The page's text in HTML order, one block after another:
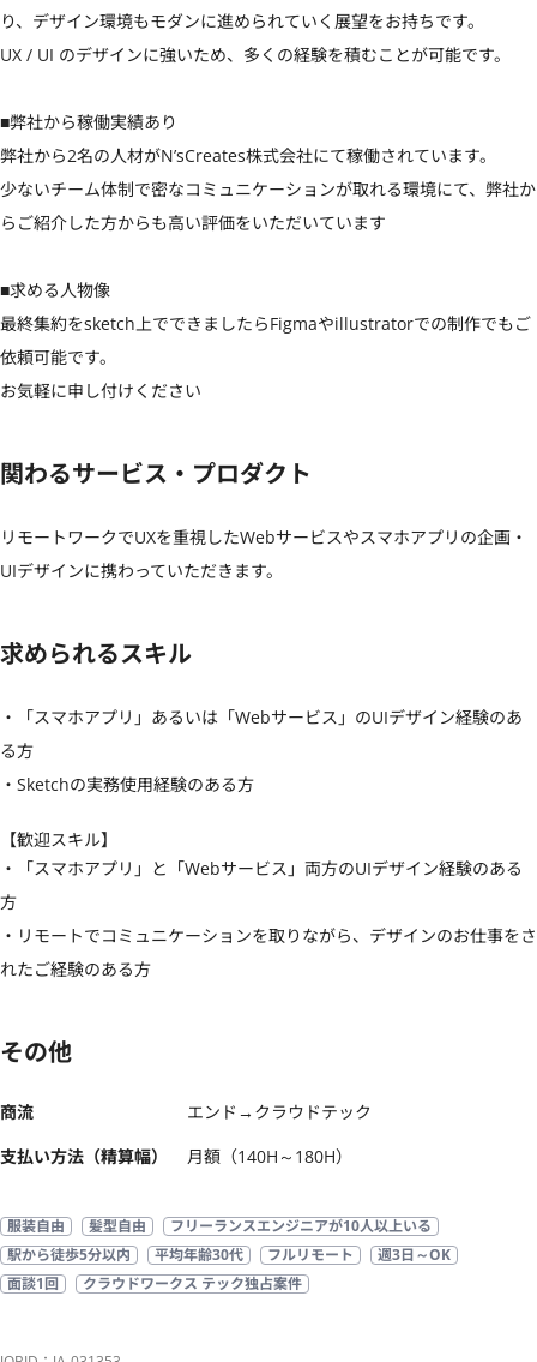
り、デザイン環境もモダンに進められていく展望をお持ちです。
UX / UI のデザインに強いため、多くの経験を積むことが可能です。
■弊社から稼働実績あり
弊社から2名の人材がN’sCreates株式会社にて稼働されています。
少ないチーム体制で密なコミュニケーションが取れる環境にて、弊社か
らご紹介した方からも高い評価をいただいています
■求める人物像
最終集約をsketch上でできましたらFigmaやillustratorでの制作でもご
依頼可能です。
お気軽に申し付けください
関わるサービス・プロダクト
リモートワークでUXを重視したWebサービスやスマホアプリの企画・
UIデザインに携わっていただきます。
求められるスキル
・「スマホアプリ」あるいは「Webサービス」のUIデザイン経験のあ
る方
・Sketchの実務使用経験のある方
【歓迎スキル】
・「スマホアプリ」と「Webサービス」両方のUIデザイン経験のある
方
・リモートでコミュニケーションを取りながら、デザインのお仕事をさ
れたご経験のある方
その他
商流
エンド→クラウドテック
支払い方法（精算幅）
月額（140H～180H）
服装自由 髪型自由
フリーランスエンジニアが10人以上いる
駅から徒歩5分以内
平均年齢30代 フルリモート
週3日～OK
面談1回
クラウドワークス テック独占案件